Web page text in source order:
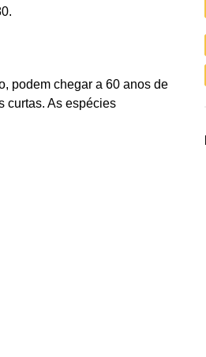
podem chegar a 60 anos de
curtas. As espécies